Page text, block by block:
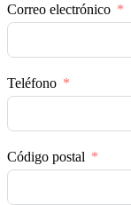
Correo electrónico
Teléfono
Código postal